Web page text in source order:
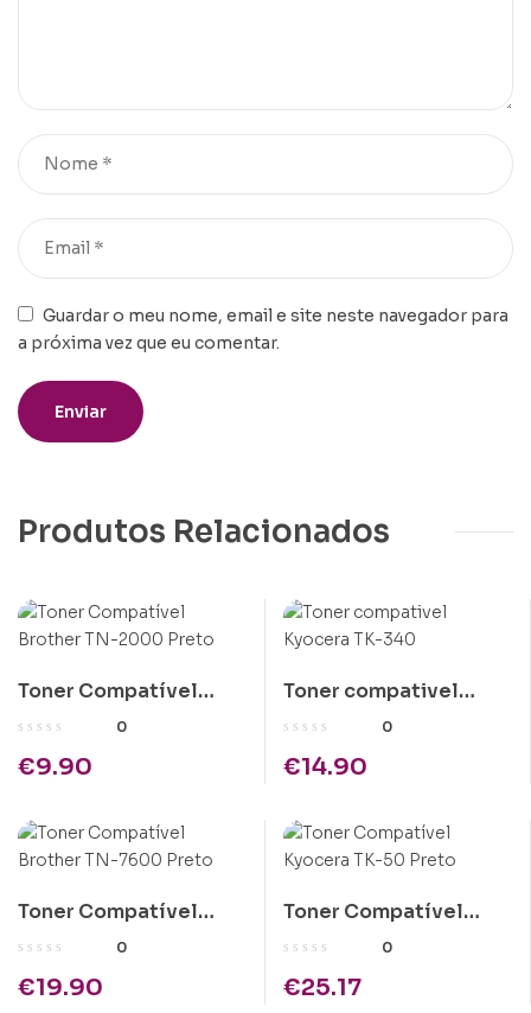
Guardar o meu nome, email e site neste navegador para
a próxima vez que eu comentar.
Produtos Relacionados
Toner Compatível
Brother TN-2000
0
€9.90
Toner compativel
Kyocera TK-340
0
€14.90
Toner Compatível
Brother TN-7600
0
€19.90
Toner Compatível
Kyocera TK-50 Preto
0
€25.17